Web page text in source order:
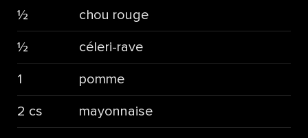
½ chou rouge
½ céleri-rave
1 pomme
2 cs mayonnaise